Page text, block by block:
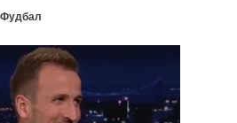
Фудбал